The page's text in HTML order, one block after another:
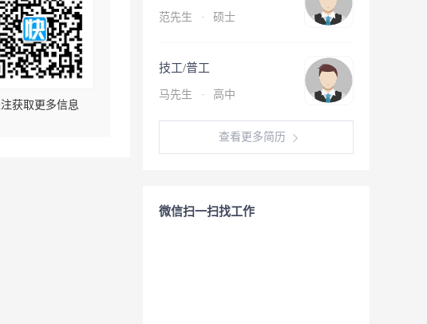
获取更多信息
范先生 · 硕士
技工/普工
马先生 · 高中
查看更多简历
微信扫一扫找工作